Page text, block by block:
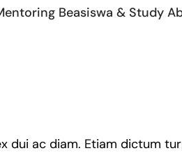
Beasiswa & Study
ac diam. Etiam dictum